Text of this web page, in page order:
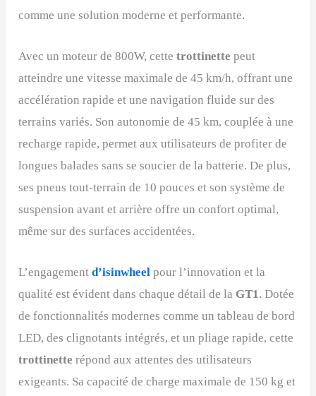
comme une solution moderne et performante.
Avec un moteur de 800W, cettetrottinette peut
atteindre une vitesse maximale de 45 km/h, offrant une
accélération rapide et une navigation fluide sur des
terrains variés. Son autonomie de 45 km, couplée à une
recharge rapide, permet aux utilisateurs de profiter de
longues balades sans se soucier de la batterie. De plus,
ses pneus tout-terrain de 10 pouces et son système de
suspension avant et arrière offre un confort optimal,
même sur des surfaces accidentées.
L’engagementd’isinwheelpour l’innovation et la
qualité est évident dans chaque détail de la GT1. Dotée
de fonctionnalités modernes comme un tableau de bord
LED, des clignotants intégrés, et un pliage rapide, cette
trottinetterépond aux attentes des utilisateurs
exigeants. Sa capacité de charge maximale de 150 kg et